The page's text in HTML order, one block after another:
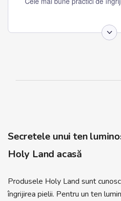
Secretele unui ten
Holy Land acasă
Produsele Holy Land sunt
îngrijirea pielii. Pentru un ten